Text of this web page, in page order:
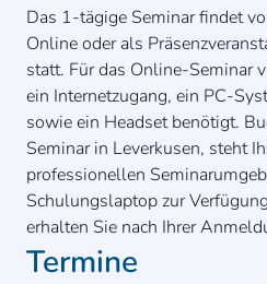
Das 1-tägige Seminar findet
Online oder als
statt. Für das Online-Seminar
ein Internetzugang, ein PC-
sowie ein Headset benötigt.
Seminar in Leverkusen, steht
professionellen
Schulungslaptop zur
erhalten Sie nach Ihrer
Termine